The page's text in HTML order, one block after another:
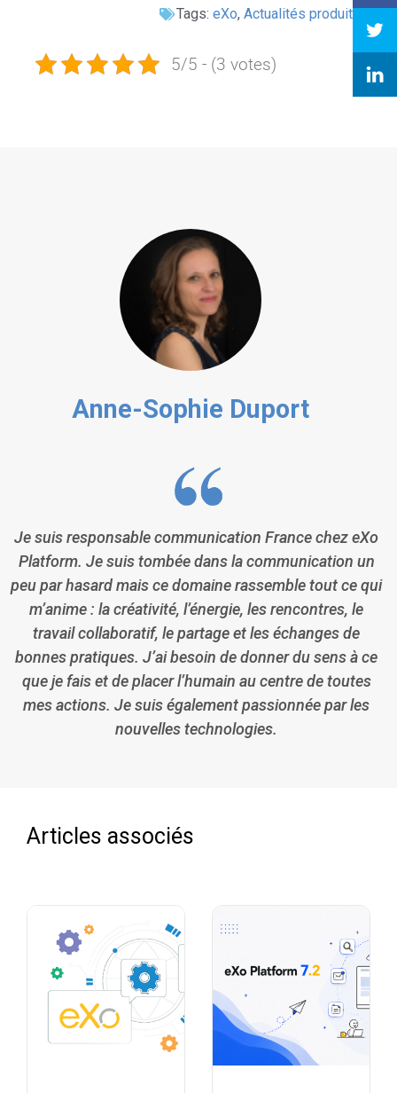
Tags: eXo, Actualités produit
5/5 - (3 votes)
Anne-Sophie Duport
Je suis responsable communication France chez eXo
Platform. Je suis tombée dans la communication un
peu par hasard mais ce domaine rassemble tout ce qui
m’anime : la créativité, l’énergie, les rencontres, le
travail collaboratif, le partage et les échanges de
bonnes pratiques. J’ai besoin de donner du sens à ce
que je fais et de placer l’humain au centre de toutes
mes actions. Je suis également passionnée par les
nouvelles technologies.
Articles associés